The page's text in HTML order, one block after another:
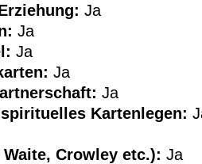
Ja
Ja
Ja
Ja
Ja
Kartenlegen:
Crowley etc.): Ja